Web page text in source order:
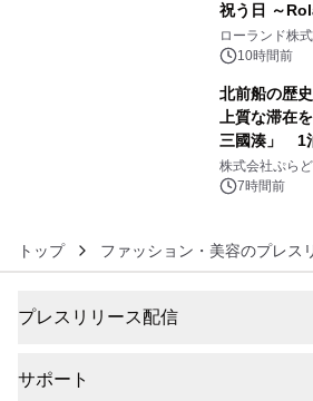
祝う日 ～
を展示して
催 英国ラジ
アーティス
メーションを
ローランド株
10時間前
北前船の歴
上質な滞在
三國湊」 1
株式会社ぷらど
7時間前
トップ ファッション・美容のプレス
プレスリリース配信
サポート